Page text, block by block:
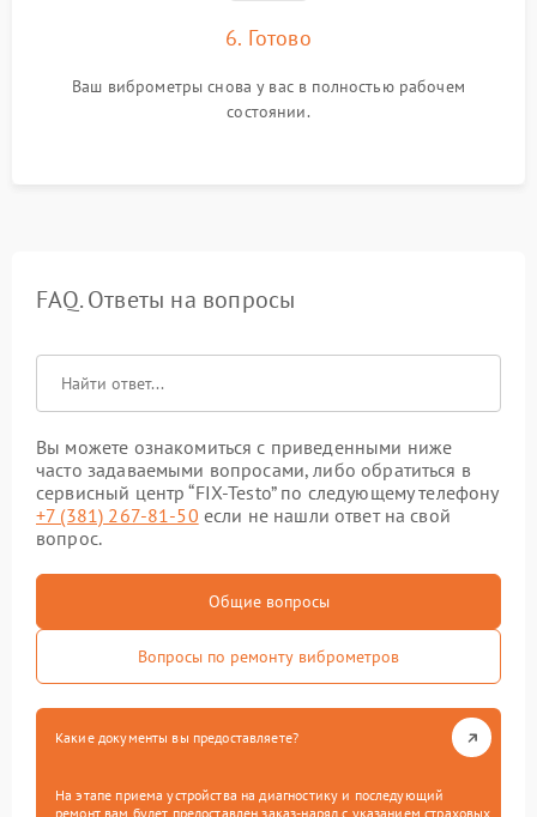
6. Готово
Ваш виброметры снова у вас в полностью рабочем
состоянии.
FAQ. Ответы на вопросы
Вы можете ознакомиться с приведенными ниже
часто задаваемыми вопросами, либо обратиться в
сервисный центр “FIX-Testo” по следующему телефону
+7 (381) 267-81-50 если не нашли ответ на свой
вопрос.
Общие вопросы
Вопросы по ремонту виброметров
Какие документы вы предоставляете?
На этапе приема устройства на диагностику и последующий
ремонт вам будет предоставлен заказ-наряд с указанием страховых